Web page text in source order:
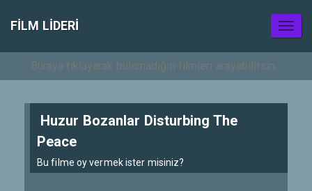
FILM LIDERI
Huzur Bozanlar Disturbing The
Peace
Bu filme oy vermek ister misiniz?